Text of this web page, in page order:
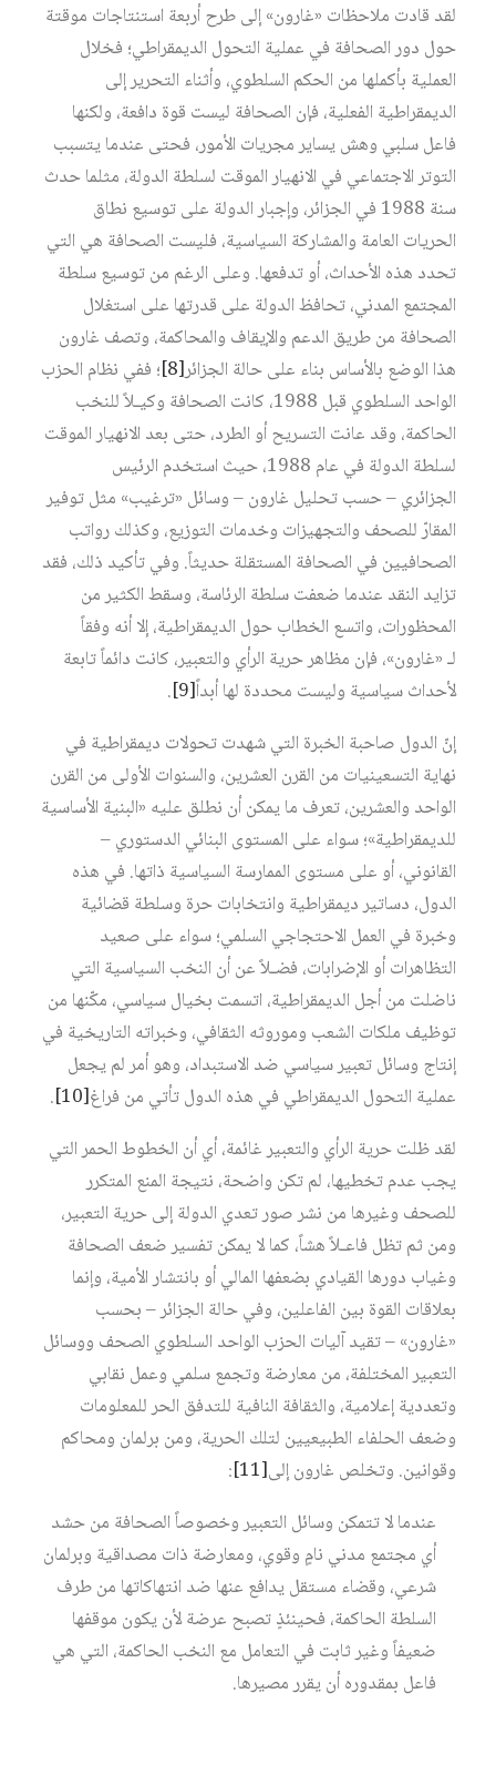
لقد قادت ملاحظات «غارون» إلى طرح أربعة استنتاجات موقتة
حول دور الصحافة في عملية التحول الديمقراطي؛ فخلال
العملية بأكملها من الحكم السلطوي، وأثناء التحرير إلى
الديمقراطية الفعلية، فإن الصحافة ليست قوة دافعة، ولكنها
فاعل سلبي وهش يساير مجريات الأمور، فحتى عندما يتسبب
التوتر الاجتماعي في الانهيار الموقت لسلطة الدولة، مثلما حدث
سنة 1988 في الجزائر، وإجبار الدولة على توسيع نطاق
الحريات العامة والمشاركة السياسية، فليست الصحافة هي التي
تحدد هذه الأحداث، أو تدفعها. وعلى الرغم من توسيع سلطة
المجتمع المدني، تحافظ الدولة على قدرتها على استغلال
الصحافة من طريق الدعم والإيقاف والمحاكمة، وتصف غارون
هذا الوضع بالأساس بناء على حالة الجزائر‏[8]
؛ ففي نظام الحزب
الواحد السلطوي قبل 1988، كانت الصحافة وكيـلاً للنخب
الحاكمة، وقد عانت التسريح أو الطرد، حتى بعد الانهيار الموقت
لسلطة الدولة في عام 1988، حيث استخدم الرئيس
الجزائري – حسب تحليل غارون – وسائل «ترغيب» مثل توفير
المقارّ للصحف والتجهيزات وخدمات التوزيع، وكذلك رواتب
الصحافيين في الصحافة المستقلة حديثاً. وفي تأكيد ذلك، فقد
تزايد النقد عندما ضعفت سلطة الرئاسة، وسقط الكثير من
المحظورات، واتسع الخطاب حول الديمقراطية، إلا أنه وفقاً
لـ «غارون»، فإن مظاهر حرية الرأي والتعبير، كانت دائماً تابعة
لأحداث سياسية وليست محددة لها أبداً‏[9]
.
إنّ الدول صاحبة الخبرة التي شهدت تحولات ديمقراطية في
نهاية التسعينيات من القرن العشرين، والسنوات الأولى من القرن
الواحد والعشرين، تعرف ما يمكن أن نطلق عليه «البنية الأساسية
للديمقراطية»؛ سواء على المستوى البنائي الدستوري –
القانوني، أو على مستوى الممارسة السياسية ذاتها. في هذه
الدول، دساتير ديمقراطية وانتخابات حرة وسلطة قضائية
وخبرة في العمل الاحتجاجي السلمي؛ سواء على صعيد
التظاهرات أو الإضرابات، فضـلاً عن أن النخب السياسية التي
ناضلت من أجل الديمقراطية، اتسمت بخيال سياسي، مكّنها من
توظيف ملكات الشعب وموروثه الثقافي، وخبراته التاريخية في
إنتاج وسائل تعبير سياسي ضد الاستبداد، وهو أمر لم يجعل
عملية التحول الديمقراطي في هذه الدول تأتي من فراغ‏[10]
.
لقد ظلت حرية الرأي والتعبير غائمة، أي أن الخطوط الحمر التي
يجب عدم تخطيها، لم تكن واضحة، نتيجة المنع المتكرر
للصحف وغيرها من نشر صور تعدي الدولة إلى حرية التعبير،
ومن ثم تظل فاعـلاً هشاً، كما لا يمكن تفسير ضعف الصحافة
وغياب دورها القيادي بضعفها المالي أو بانتشار الأمية، وإنما
بعلاقات القوة بين الفاعلين، وفي حالة الجزائر – بحسب
«غارون» – تقيد آليات الحزب الواحد السلطوي الصحف ووسائل
التعبير المختلفة، من معارضة وتجمع سلمي وعمل نقابي
وتعددية إعلامية، والثقافة النافية للتدفق الحر للمعلومات
وضعف الحلفاء الطبيعيين لتلك الحرية، ومن برلمان ومحاكم
وقوانين. وتخلص غارون إلى‏[11]
:
عندما لا تتمكن وسائل التعبير وخصوصاً الصحافة من حشد
أي مجتمع مدني نامٍ وقوي، ومعارضة ذات مصداقية وبرلمان
شرعي، وقضاء مستقل يدافع عنها ضد انتهاكاتها من طرف
السلطة الحاكمة، فحينئذٍ تصبح عرضة لأن يكون موقفها
ضعيفاً وغير ثابت في التعامل مع النخب الحاكمة، التي هي
فاعل بمقدوره أن يقرر مصيرها.